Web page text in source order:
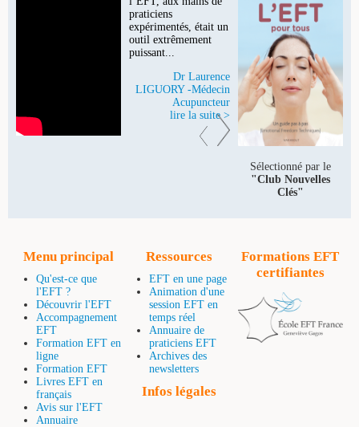
praticiens
expérimentés, était un
outil extrêmement
puissant...
Dr Laurence
LIGUORY -Médecin
Acupuncteur
lire la suite >
traitements autant
qu’il est possible.
Avec l’EFT, je peux
me le permettre avec
de la clinique.
Dr Frédéric
ROSENFELD -
Médecin Psychiatre
lire la suite >
Sélectionné par le
"Club Nouvelles
Clés"
Menu principal
Qu'est-ce que
l'EFT ?
Découvrir l'EFT
Accompagnement
EFT
Formation EFT en
ligne
Formation EFT
Livres EFT en
français
Avis sur l'EFT
Annuaire
Ressources
EFT en une page
Animation d'une
session EFT en
temps réel
Annuaire de
praticiens EFT
Archives des
newsletters
Infos légales
Formations EFT
certifiantes